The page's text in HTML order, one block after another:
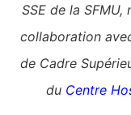
SSE de la
collaboration
de Cadre
du Centre